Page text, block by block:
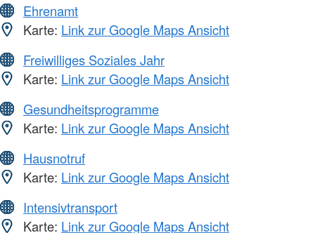
Ehrenamt
Karte: Link zur Google Maps Ansicht
Freiwilliges Soziales Jahr
Karte: Link zur Google Maps Ansicht
Gesundheitsprogramme
Karte: Link zur Google Maps Ansicht
Hausnotruf
Karte: Link zur Google Maps Ansicht
Intensivtransport
Karte: Link zur Google Maps Ansicht